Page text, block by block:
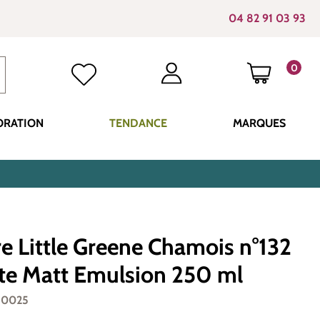
04 82 91 03 93
0
LE
TENDANCE MARQUES
Little Greene Chamois n°132
Matt Emulsion 250 ml
0025